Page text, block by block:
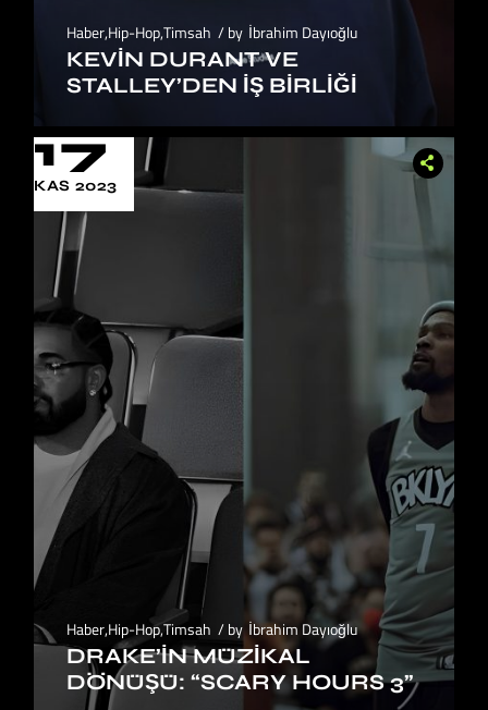
Haber,Hip-Hop,Timsah by İbrahim Dayıoğlu
KEVIN DURANT VE
STALLEY’DEN İŞ BIRLIĞI
17
KAS 2023
Haber,Hip-Hop,Timsah by İbrahim Dayıoğlu
DRAKE’IN MÜZIKAL
DÖNÜŞÜ: “SCARY HOURS 3”